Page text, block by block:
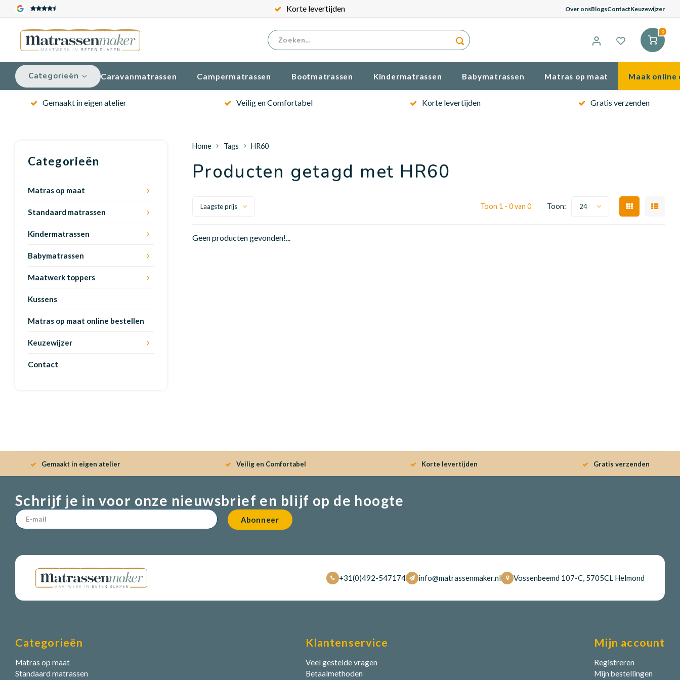
Korte levertijden Over onsBlogsContactKeuzewijzer
0
Categorieën Caravanmatrassen Campermatrassen Bootmatrassen Kindermatrassen Babymatrassen Matras op maat Maak online
Gemaakt in eigen atelier Veilig en Comfortabel Korte levertijden Gratis verzenden
Categorieën
Matras op maat
Standaard matrassen
Kindermatrassen
Babymatrassen
Maatwerk toppers
Kussens
Matras op maat online bestellen
Keuzewijzer
Contact
Home Tags HR60
Producten getagd met HR60
Laagste prijs Toon 1 - 0 van 0 Toon: 24
Geen producten gevonden!...
Gemaakt in eigen atelier Veilig en Comfortabel Korte levertijden Gratis verzenden
Schrijf je in voor onze nieuwsbrief en blijf op de hoogte
Abonneer
+31(0)492-547174 info@matrassenmaker.nl Vossenbeemd 107-C, 5705CL Helmond
Categorieën
Matras op maat
Standaard matrassen
Klantenservice
Veel gestelde vragen
Betaalmethoden
Mijn account
Registreren
Mijn bestellingen